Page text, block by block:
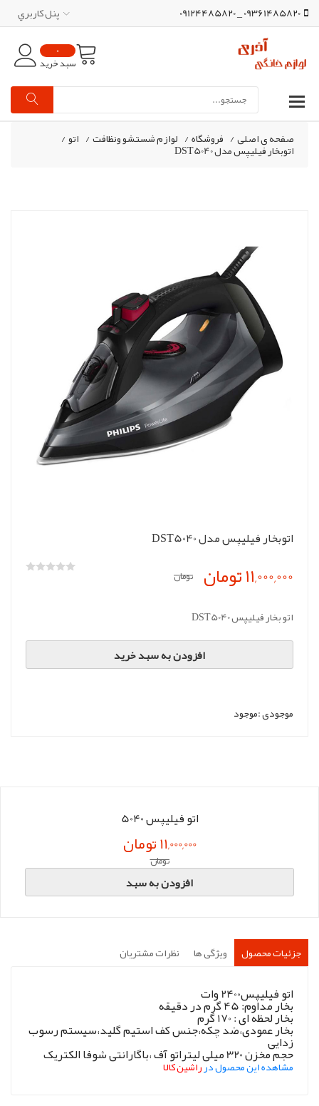
09361485820 _ 09124485820 پنل کاربري
0
سبد خرید
صفحه ی اصلی/ فروشگاه/ لوازم شستشو ونظافت/ اتو/
اتوبخار فیلیپس مدل DST5040
اتوبخار فیلیپس مدل DST5040
11,000,000 تومان تومان
اتو بخار فیلیپس DST5040
افزودن به سبد خرید
موجودی :موجود
اتو فیلیپس 5040
11,000,000 تومان
تومان
افزودن به سبد
جزئیات محصول ویژگی ها نظرات مشتریان
اتو فیلیپس2400 وات
بخار مداوم: 45 گرم در دقیقه
بخار لحظه ای : 170 گرم
بخار عمودی،ضد چکه،جنس کف استیم گلید،سیستم رسوب
زدایی
حجم مخزن 320 میلی لیتراتو آف ،باگارانتی شوفا الکتریک
مشاهده این محصول درراشین کالا